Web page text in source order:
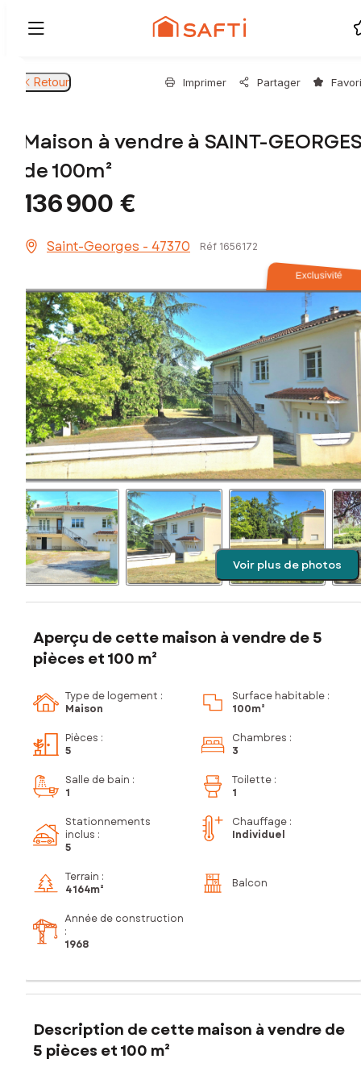
Retour Imprimer Partager
Maison à vendre à SAINT-
de 100m²
136 900 €
Saint-Georges - 47370 Réf 1656172
Exclusivité
Voir plus de photos
Aperçu de cette maison à vendre de 5
pièces et 100 m²
Type de logement :
Maison
Surface habitable :
100m²
Pièces :
5
Chambres :
3
Salle de bain :
1
Toilette :
1
Stationnements
inclus :
5
Chauffage :
Individuel
Terrain :
4 164m²
Balcon
Année de construction
:
1968
Description de cette maison à vendre de
5 pièces et 100 m²